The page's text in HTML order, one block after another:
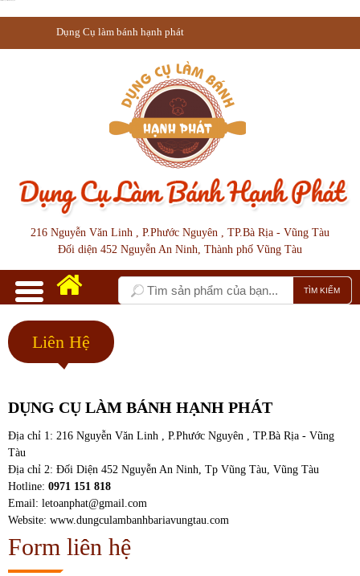
Dụng Cụ làm bánh hạnh phát
216 Nguyễn Văn Linh , P.Phước Nguyên , TP.Bà Rịa - Vũng Tàu
Đối diện 452 Nguyễn An Ninh, Thành phố Vũng Tàu
Liên Hệ
DỤNG CỤ LÀM BÁNH HẠNH PHÁT
Địa chỉ 1: 216 Nguyễn Văn Linh , P.Phước Nguyên , TP.Bà Rịa - Vũng
Tàu
Địa chỉ 2: Đối Diện 452 Nguyễn An Ninh, Tp Vũng Tàu, Vũng Tàu
Hotline: 0971 151 818
Email: letoanphat@gmail.com
Website: www.dungculambanhbariavungtau.com
Form liên hệ